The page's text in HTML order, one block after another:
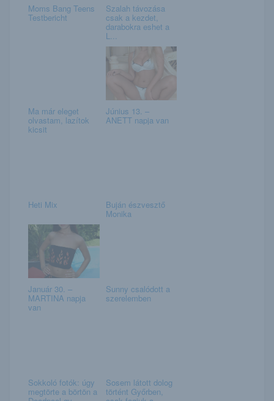
Moms Bang Teens
Testbericht
Szalah távozása
csak a kezdet,
darabokra eshet a
L...
Ma már eleget
olvastam, lazítok
kicsit
Június 13. –
ANETT napja van
Heti Mix Buján észvesztő
Monika
Január 30. –
MARTINA napja
van
Sunny csalódott a
szerelemben
Sokkoló fotók: úgy
megtörte a börtön a
Sosem látott dolog
történt Győrben,